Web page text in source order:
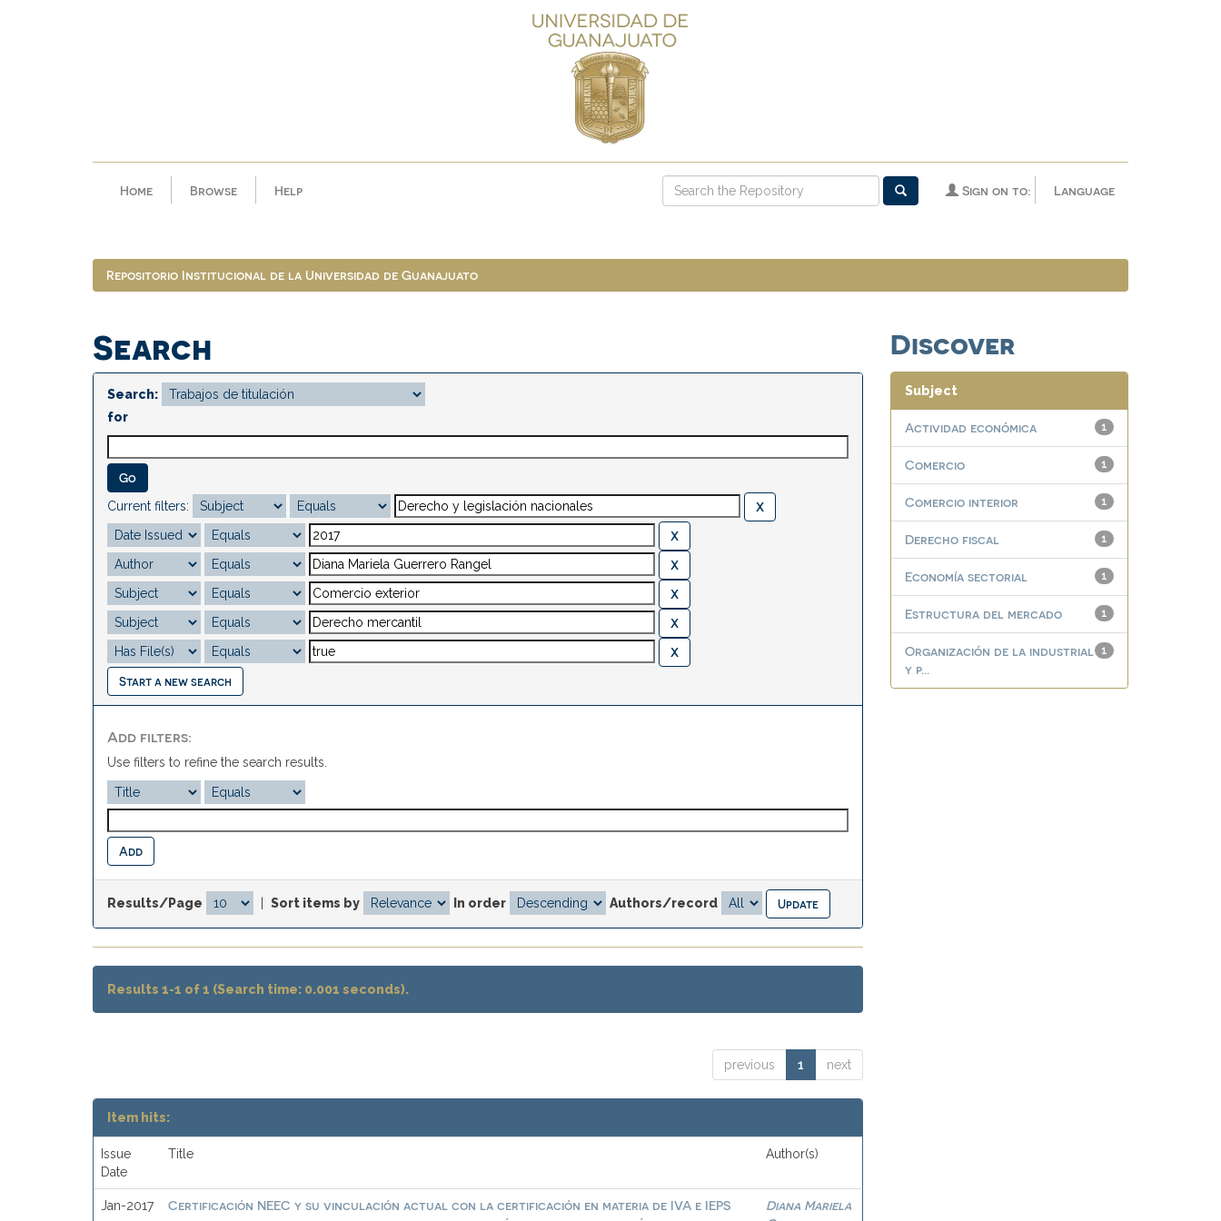
Home Browse Help Language
Sign on to:
Repositorio Institucional de la Universidad de Guanajuato
Search
Search:
for
Current filters:
Start a new search
Add filters:
Use filters to refine the search results.
Results/Page Sort items by In order Authors/record
Results 1-1 of 1 (Search time: 0.001 seconds).
previous 1 next
Item hits:
Issue
Date
Title Author(s)
Jan-2017
Certificación NEEC y su vinculación actual con la certificación en materia de IVA e IEPS
Diana Mariela
Discover
Subject
1
Actividad económica
1
Comercio
1
Comercio interior
1
Derecho fiscal
1
Economía sectorial
1
Estructura del mercado
1
Organización de la industrial
y p...